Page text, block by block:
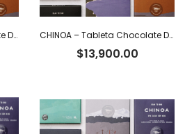
CHINOA – Tableta Chocolate Dark 70% Cacao Ecuatoriano con Nibs x 50 g CHINOA – Tableta Chocolate Dark 72% Cacao Intenso Ecuatoriano x 50 g
$13,900.00